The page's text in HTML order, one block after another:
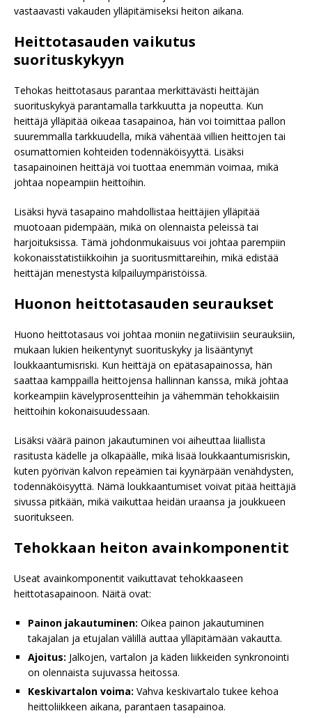
vastaavasti vakauden ylläpitämiseksi heiton aikana.
Heittotasauden vaikutus
suorituskykyyn
Tehokas heittotasaus parantaa merkittävästi heittäjän
suorituskykyä parantamalla tarkkuutta ja nopeutta. Kun
heittäjä ylläpitää oikeaa tasapainoa, hän voi toimittaa pallon
suuremmalla tarkkuudella, mikä vähentää villien heittojen tai
osumattomien kohteiden todennäköisyyttä. Lisäksi
tasapainoinen heittäjä voi tuottaa enemmän voimaa, mikä
johtaa nopeampiin heittoihin.
Lisäksi hyvä tasapaino mahdollistaa heittäjien ylläpitää
muotoaan pidempään, mikä on olennaista peleissä tai
harjoituksissa. Tämä johdonmukaisuus voi johtaa parempiin
kokonaisstatistiikkoihin ja suoritusmittareihin, mikä edistää
heittäjän menestystä kilpailuympäristöissä.
Huonon heittotasauden seuraukset
Huono heittotasaus voi johtaa moniin negatiivisiin seurauksiin,
mukaan lukien heikentynyt suorituskyky ja lisääntynyt
loukkaantumisriski. Kun heittäjä on epätasapainossa, hän
saattaa kamppailla heittojensa hallinnan kanssa, mikä johtaa
korkeampiin kävelyprosentteihin ja vähemmän tehokkaisiin
heittoihin kokonaisuudessaan.
Lisäksi väärä painon jakautuminen voi aiheuttaa liiallista
rasitusta kädelle ja olkapäälle, mikä lisää loukkaantumisriskin,
kuten pyörivän kalvon repeämien tai kyynärpään venähdysten,
todennäköisyyttä. Nämä loukkaantumiset voivat pitää heittäjiä
sivussa pitkään, mikä vaikuttaa heidän uraansa ja joukkueen
suoritukseen.
Tehokkaan heiton avainkomponentit
Useat avainkomponentit vaikuttavat tehokkaaseen
heittotasapainoon. Näitä ovat:
Painon jakautuminen: Oikea painon jakautuminen
takajalan ja etujalan välillä auttaa ylläpitämään vakautta.
Ajoitus: Jalkojen, vartalon ja käden liikkeiden synkronointi
on olennaista sujuvassa heitossa.
Keskivartalon voima: Vahva keskivartalo tukee kehoa
heittoliikkeen aikana, parantaen tasapainoa.